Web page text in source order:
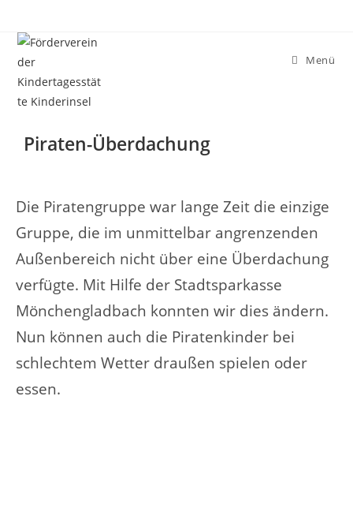
Menü
Piraten-Überdachung
Die Piratengruppe war lange Zeit die einzige
Gruppe, die im unmittelbar angrenzenden
Außenbereich nicht über eine Überdachung
verfügte. Mit Hilfe der Stadtsparkasse
Mönchengladbach konnten wir dies ändern.
Nun können auch die Piratenkinder bei
schlechtem Wetter draußen spielen oder
essen.